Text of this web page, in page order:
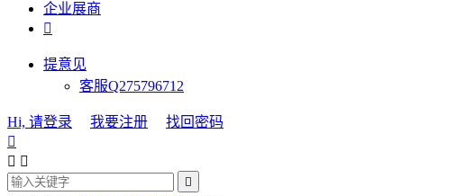
企业展商

提意见
客服Q275796712
Hi, 请登录 我要注册
找回密码

 
